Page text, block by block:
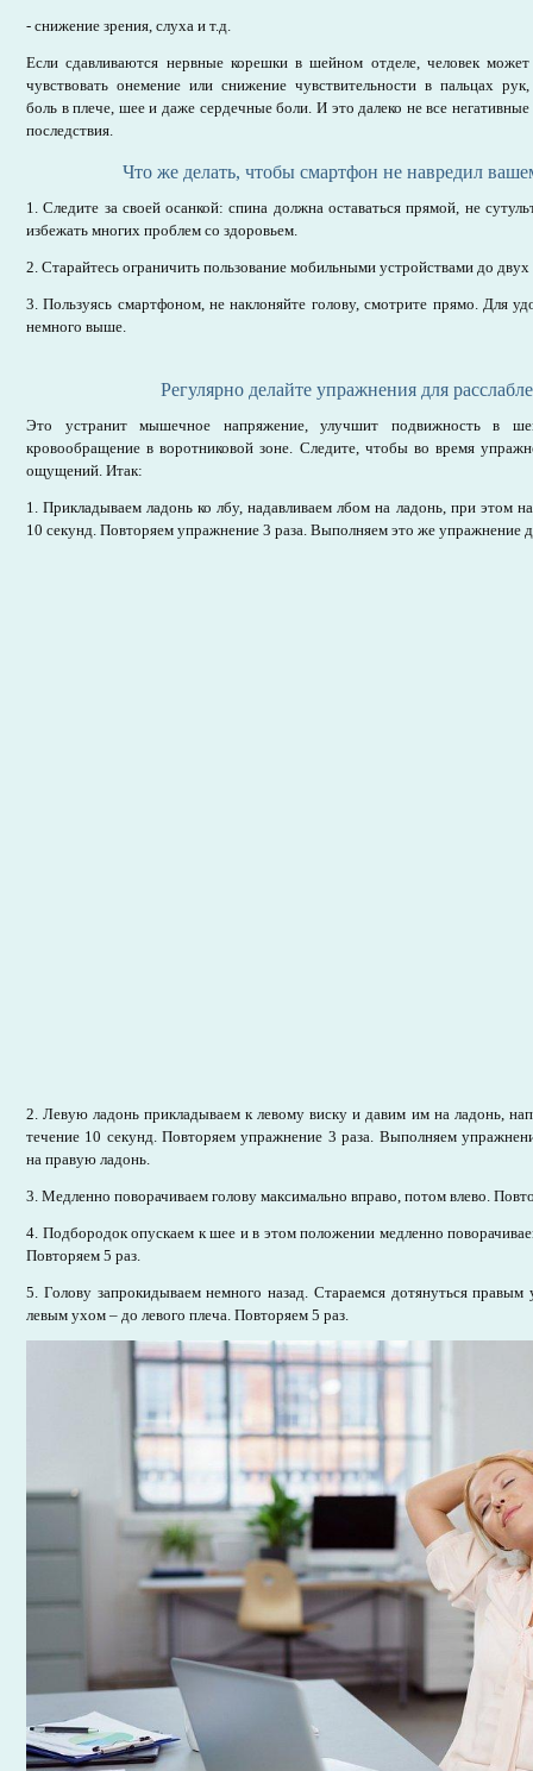
- снижение зрения, слуха и т.д.
Если сдавливаются нервные корешки в шейном отделе, человек может
чувствовать онемение или снижение чувствительности в пальцах рук,
боль в плече, шее и даже сердечные боли. И это далеко не все негативные
последствия.
Что же делать, чтобы смартфон не навредил
1. Следите за своей осанкой: спина должна оставаться прямой, не
избежать многих проблем со здоровьем.
2. Старайтесь ограничить пользование мобильными устройствами до двух
3. Пользуясь смартфоном, не наклоняйте голову, смотрите прямо. Для
немного выше.
Регулярно делайте упражнения для
Это устранит мышечное напряжение, улучшит подвижность в
кровообращение в воротниковой зоне. Следите, чтобы во время
ощущений. Итак:
1. Прикладываем ладонь ко лбу, надавливаем лбом на ладонь, при этом
10 секунд. Повторяем упражнение 3 раза. Выполняем это же упражнение
2. Левую ладонь прикладываем к левому виску и давим им на ладонь,
течение 10 секунд. Повторяем упражнение 3 раза. Выполняем
на правую ладонь.
3. Медленно поворачиваем голову максимально вправо, потом влево.
4. Подбородок опускаем к шее и в этом положении медленно
Повторяем 5 раз.
5. Голову запрокидываем немного назад. Стараемся дотянуться правым
левым ухом – до левого плеча. Повторяем 5 раз.